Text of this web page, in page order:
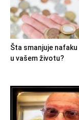
Šta smanjuje
u vašem životu?